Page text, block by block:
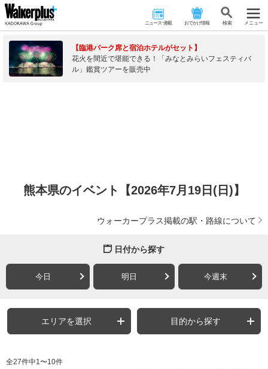
ニュース･連載 おでかけ情報 検 索 メニュー
【臨港パーク席と宿泊ホテルがセット】
花火を間近で堪能できる！「みなとみらいフェスティバ
ル」鑑賞ツアーを販売中
熊本県のイベント【2026年7月19日(日)】
ウォーカープラス掲載の駅・路線について
日付から探す
今日 明日 今週末
エリアを選択 目的から探す
全27件中1〜10件